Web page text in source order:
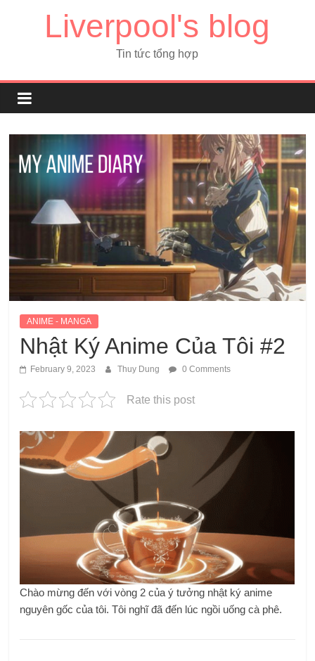
Liverpool's blog
Tin tức tổng hợp
ANIME - MANGA
Nhật Ký Anime Của Tôi #2
February 9, 2023 Thuy Dung 0 Comments
Rate this post
Chào mừng đến với vòng 2 của ý tưởng nhật ký anime
nguyên gốc của tôi. Tôi nghĩ đã đến lúc ngồi uống cà phê.